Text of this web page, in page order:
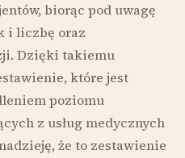
biorąc pod uwagę
i liczbę oraz
Dzięki takiemu
które jest
poziomu
z usług medycznych
że to zestawienie